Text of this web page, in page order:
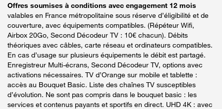
Offres soumises à conditions avec engagement 12 mois
valables en France métropolitaine sous réserve d’éligibilité et de
couverture, avec équipements compatibles. (Répéteur Wifi,
Airbox 20Go, Second Décodeur TV : 10€ chacun). Débits
théoriques avec câbles, carte réseau et ordinateurs compatibles.
En cas d’usage sur plusieurs équipements le débit est partagé.
Enregistreur Multi-écrans, Second Décodeur TV, options avec
activations nécessaires. TV d’Orange sur mobile et tablette :
accès au Bouquet Basic. Liste des chaînes TV susceptibles
d’évolution. Ne sont pas compris dans le bouquet basic : les
services et contenus payants et sportifs en direct. UHD 4K : avec